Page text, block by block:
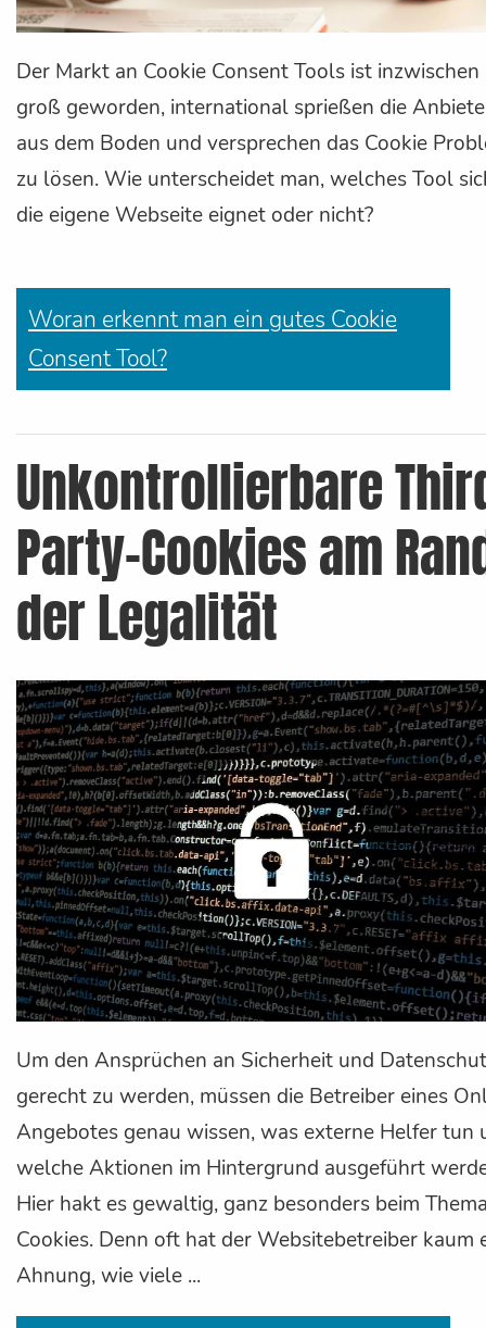
Der Markt an Cookie Consent Tools ist inzwischen
groß geworden, international sprießen die
aus dem Boden und versprechen das Cookie
zu lösen. Wie unterscheidet man, welches Tool
die eigene Webseite eignet oder nicht?
Woran erkennt man ein gutes Cookie
Consent Tool?
Unkontrollierbare
Party-Cookies am
der Legalität
Um den Ansprüchen an Sicherheit und
gerecht zu werden, müssen die Betreiber eines
Angebotes genau wissen, was externe Helfer tun
welche Aktionen im Hintergrund ausgeführt
Hier hakt es gewaltig, ganz besonders beim
Cookies. Denn oft hat der Websitebetreiber kaum
Ahnung, wie viele ...